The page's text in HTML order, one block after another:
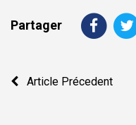
Partager
Navigation
Article Précedent